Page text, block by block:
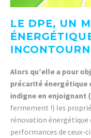
LE DPE, UN
Alors qu’elle a pour
précarité
indigne en enjoignant
fermement !) les
rénovation énergétique
performances de ceux-